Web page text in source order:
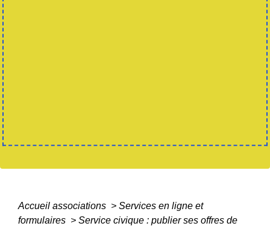
Accueil associations > Services en ligne et
formulaires > Service civique : publier ses offres de